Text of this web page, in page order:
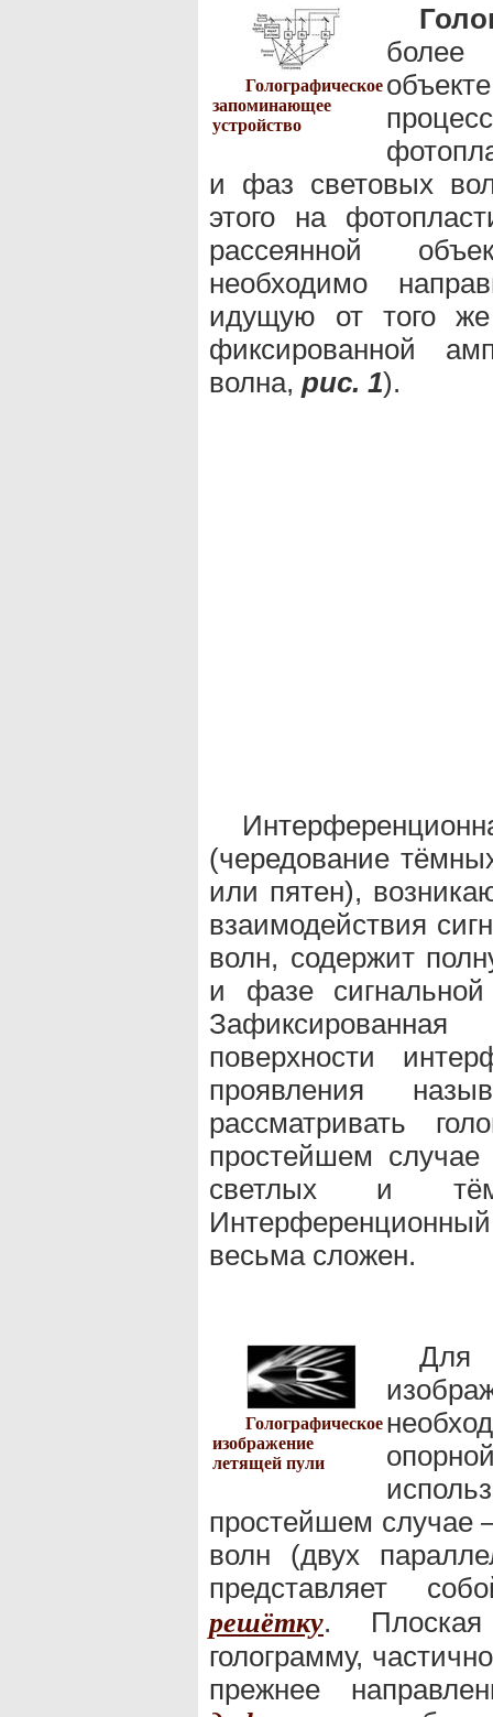
Голографическое
запоминающее
устройство
и фаз световых
этого на
рассеянной
необходимо
идущую от того же
фиксированной
волна, рис. 1).
(чередование
или пятен),
взаимодействия
волн, содержит
и фазе
поверхности
проявления
рассматривать
простейшем
светлых и
весьма сложен.
Голографическое
изображение
летящей пули
простейшем случае
волн (двух
представляет
решётку.
голограмму,
прежнее